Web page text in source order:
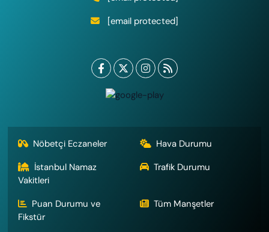
[email protected]
Nöbetçi Eczaneler
Hava Durumu
İstanbul Namaz
Vakitleri
Trafik Durumu
Puan Durumu ve
Fikstür
Tüm Manşetler